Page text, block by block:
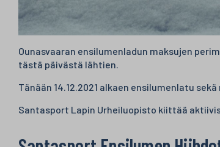
Ounasvaaran ensilumenladun maksujen
tästä päivästä lähtien.
Tänään 14.12.2021 alkaen ensilumenlatu
Santasport Lapin Urheiluopisto kiittää